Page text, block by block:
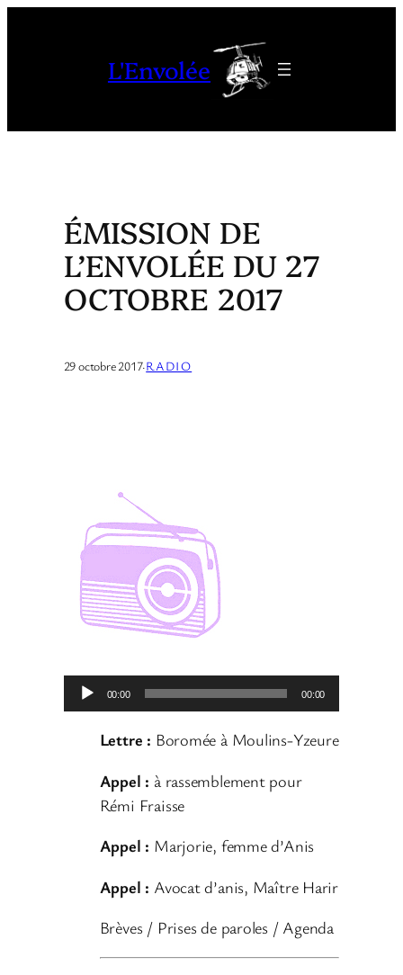
L'Envolée
ÉMISSION DE
L’ENVOLÉE DU 27
OCTOBRE 2017
29 octobre 2017·RADIO
e
00:00 00:00
Lettre : Boromée à Moulins-Yzeure
Appel : à rassemblement pour
Rémi Fraisse
Appel : Marjorie, femme d’Anis
Appel : Avocat d’anis, Maître Harir
Brèves / Prises de paroles / Agenda